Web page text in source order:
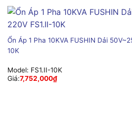
Ổn Áp 1 Pha 10KVA FUSHIN Dải
10K
Model: FS1.II-10K
Giá:7,752,000₫